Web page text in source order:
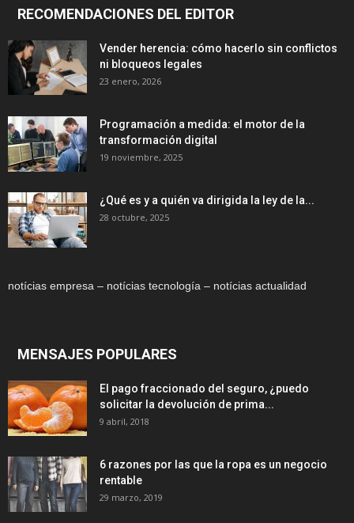
RECOMENDACIONES DEL EDITOR
Vender herencia: cómo hacerlo sin conflictos
ni bloqueos legales
23 enero, 2026
Programación a medida: el motor de la
transformación digital
19 noviembre, 2025
¿Qué es y a quién va dirigida la ley de la...
28 octubre, 2025
notícias empresa – notícias tecnología – notícias actualidad
MENSAJES POPULARES
El pago fraccionado del seguro, ¿puedo
solicitar la devolución de prima...
9 abril, 2018
6 razones por las que la ropa es un negocio
rentable
29 marzo, 2019